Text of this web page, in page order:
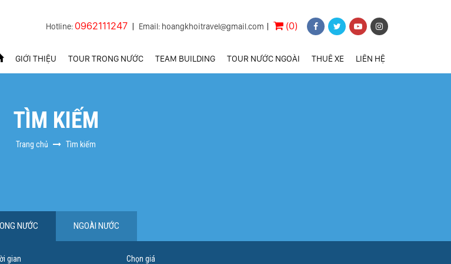
Hotline:0962111247 Email: hoangkhoitravel@gmail.com (0)
GIỚI THIỆU TOUR TRONG NƯỚC TEAM BUILDING TOUR NƯỚC NGOÀI THUÊ XE LIÊN HỆ
TÌM KIẾM
Trang chủ Tìm kiếm
NƯỚC NGOÀI NƯỚC
gian
Chọn giá